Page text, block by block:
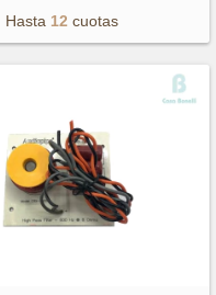
Hasta 12 cuotas